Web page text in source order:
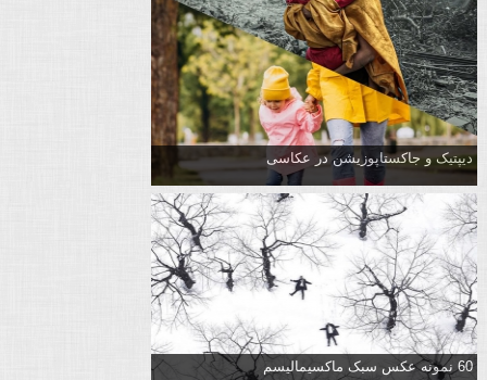
دیپتیک و جاکستا‌پوزیشن در عکاسی
60 نمونه عکس سبک ماکسیمالیسم